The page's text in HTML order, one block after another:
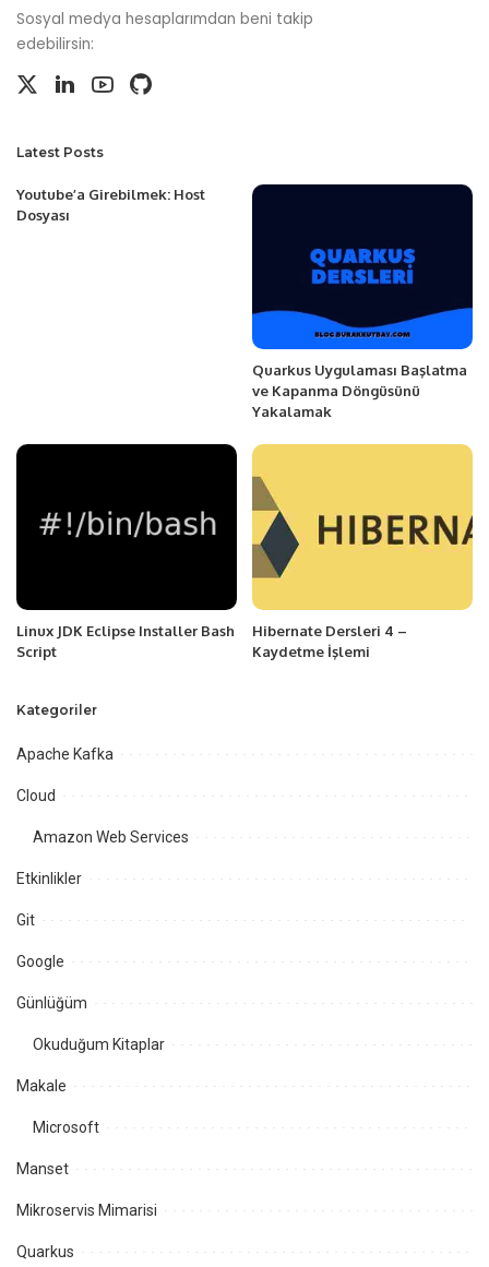
Sosyal medya hesaplarımdan beni takip
edebilirsin:
Latest Posts
Youtube’a Girebilmek: Host
Dosyası
Quarkus Uygulaması Başlatma
ve Kapanma Döngüsünü
Yakalamak
Linux JDK Eclipse Installer Bash
Script
Hibernate Dersleri 4 –
Kaydetme İşlemi
Kategoriler
Apache Kafka
Cloud
Amazon Web Services
Etkinlikler
Git
Google
Günlüğüm
Okuduğum Kitaplar
Makale
Microsoft
Manset
Mikroservis Mimarisi
Quarkus